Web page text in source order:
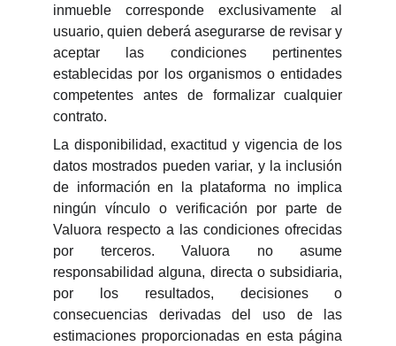
inmueble corresponde exclusivamente al
usuario, quien deberá asegurarse de revisar y
aceptar las condiciones pertinentes
establecidas por los organismos o entidades
competentes antes de formalizar cualquier
contrato.
La disponibilidad, exactitud y vigencia de los
datos mostrados pueden variar, y la inclusión
de información en la plataforma no implica
ningún vínculo o verificación por parte de
Valuora respecto a las condiciones ofrecidas
por terceros. Valuora no asume
responsabilidad alguna, directa o subsidiaria,
por los resultados, decisiones o
consecuencias derivadas del uso de las
estimaciones proporcionadas en esta página